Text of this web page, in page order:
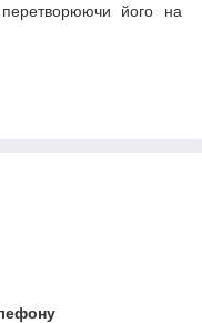
його на